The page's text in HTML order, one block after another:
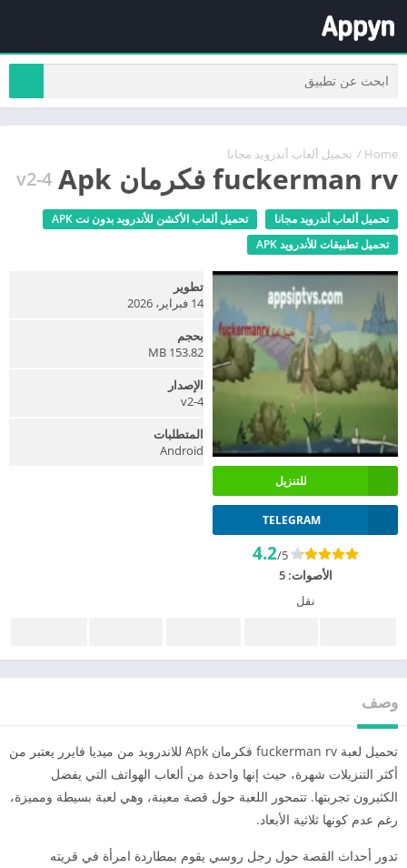
Home
/ تحميل ألعاب أندرويد مجانا
fuckerman rv فكرمان Apk v2-4
تحميل ألعاب أندرويد مجانا
تحميل ألعاب الأكشن للأندرويد بدون نت APK
تحميل تطبيقات للأندرويد APK
للتنزيل
TELEGRAM
4.2/5
الأصوات:5
نقل
تطوير
14 فبراير، 2026
بحجم
153.82 MB
الإصدار
v2-4
المتطلبات
Android
وصف
تحميل لعبة fuckerman rv فكرمان Apk للاندرويد من ميديا فايرر يعتبر من
أكثر التنزيلات شهرة، حيث إنها واحدة من ألعاب الهواتف التي يفضل
الكثيرون تجربتها. تتمحور اللعبة حول قصة معينة، وهي لعبة بسيطة ومميزة،
رغم عدم كونها ثلاثية الأبعاد.
تدور أحداث القصة حول رجل روسي يقوم بمطاردة امرأة في قريته